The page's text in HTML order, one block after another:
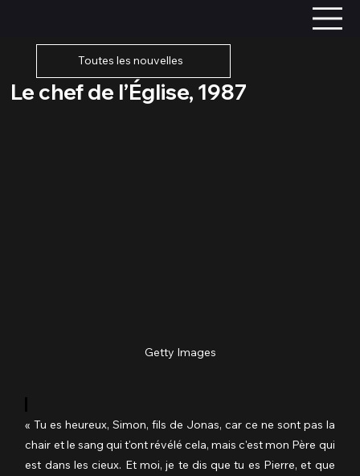
Toutes les nouvelles
Le chef de l’Église, 1987
Getty Images
« Tu es heureux, Simon, fils de Jonas, car ce ne sont pas la
chair et le sang qui t'ont révélé cela, mais c'est mon Père qui
est dans les cieux. Et moi, je te dis que tu es Pierre, et que